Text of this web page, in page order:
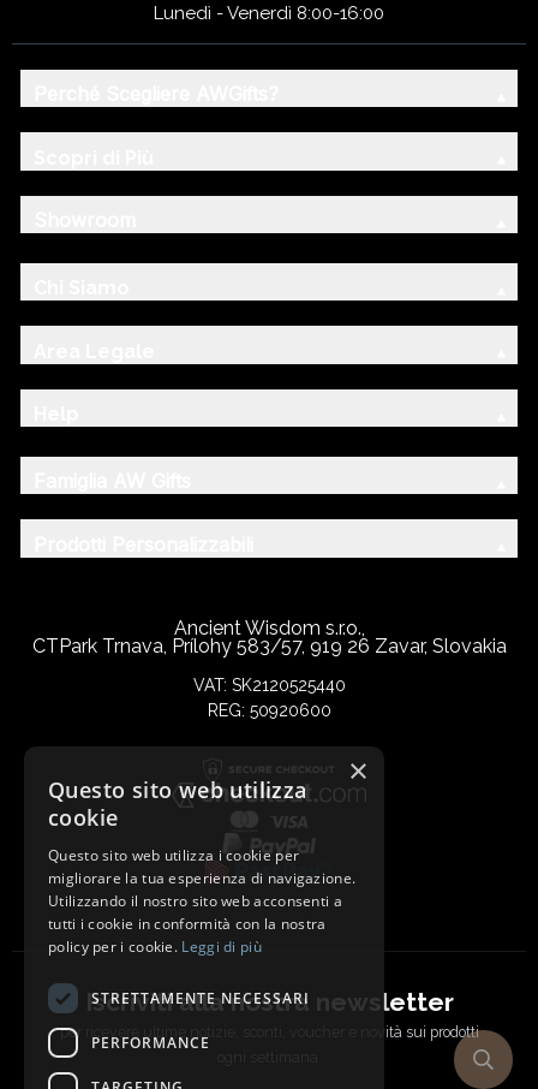
Lunedì - Venerdì 8:00-16:00
Ancient Wisdom s.r.o.,
CTPark Trnava, Prílohy 583/57, 919 26 Zavar, Slovakia
VAT: SK2120525440
REG: 50920600
Iscriviti alla nostra newsletter
per ricevere ultime notizie, sconti, voucher e novità sui prodotti
×
Questo sito web utilizza
cookie
Questo sito web utilizza i cookie per
migliorare la tua esperienza di navigazione.
Utilizzando il nostro sito web acconsenti a
tutti i cookie in conformità con la nostra
policy per i cookie. Leggi di più
STRETTAMENTE NECESSARI
PERFORMANCE